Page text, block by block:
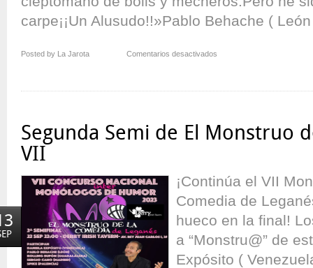
carpe¡¡Un Alusudo!!»Pablo Behache (
Posted by La Jarota Comentarios desactivados
El
la
Segunda Semi de El Monstruo
VII
¡Continúa el VII
Comedia de
hueco en la final!
a “Monstru@” de
Expósito (